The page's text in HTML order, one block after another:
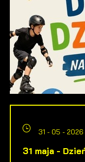
31 - 05 - 2026
31 maja -